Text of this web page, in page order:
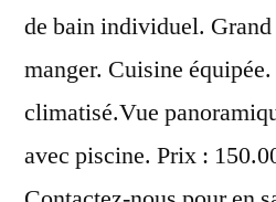
de bain individuel. Grand
manger. Cuisine
climatisé.Vue
avec piscine. Prix :